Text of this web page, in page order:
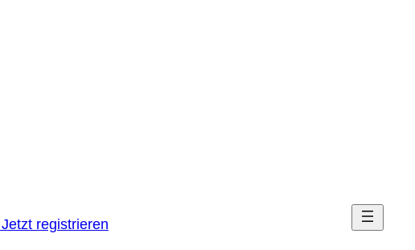
registrieren